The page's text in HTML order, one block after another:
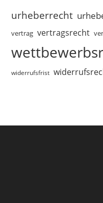
urheberrecht
vertrag vertragsrecht
widerrufsfrist